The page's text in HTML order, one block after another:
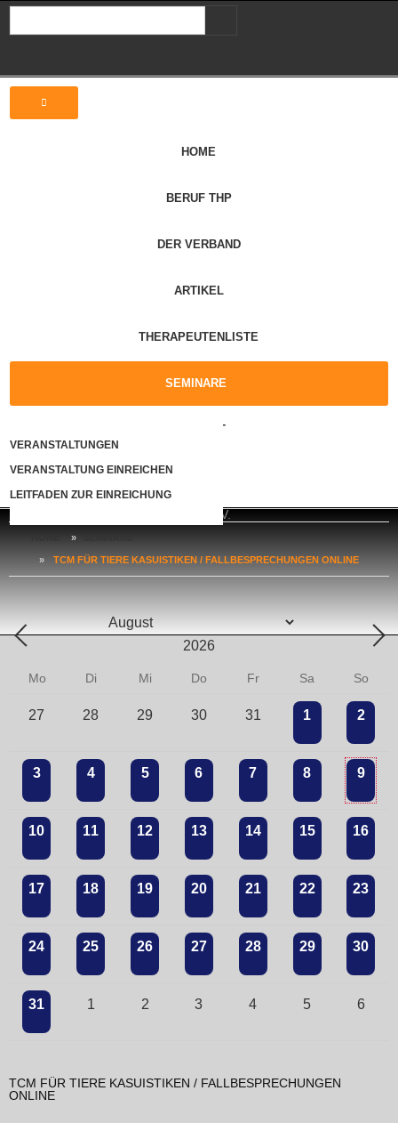
HOME
BERUF THP
DER VERBAND
ARTIKEL
THERAPEUTENLISTE
SEMINARE
VERANSTALTUNGEN
VERANSTALTUNG EINREICHEN
LEITFADEN ZUR EINREICHUNG
KONTAKT
»
» TCM FÜR TIERE KASUISTIKEN / FALLBESPRECHUNGEN ONLINE
Mo Di Mi Do Fr Sa So
27 28 29 30 31 1 2
3 4 5 6 7 8 9
10 11 12 13 14 15 16
17 18 19 20 21 22 23
24 25 26 27 28 29 30
31 1 2 3 4 5 6
TCM FÜR TIERE KASUISTIKEN / FALLBESPRECHUNGEN
ONLINE